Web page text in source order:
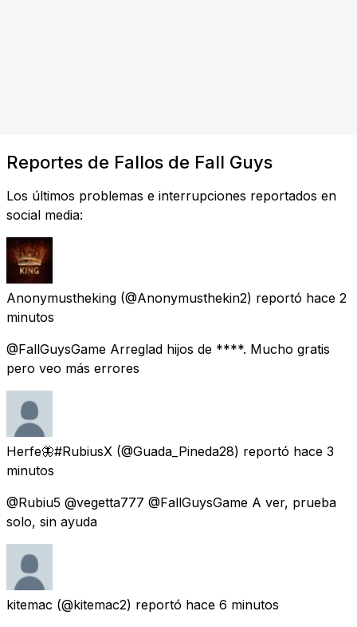
Reportes de Fallos de Fall Guys
Los últimos problemas e interrupciones reportados en
social media:
Anonymustheking (@Anonymusthekin2) reportó hace 2
minutos
@FallGuysGame Arreglad hijos de ****. Mucho gratis
pero veo más errores
Herfe🦋#RubiusX (@Guada_Pineda28) reportó hace 3
minutos
@Rubiu5 @vegetta777 @FallGuysGame A ver, prueba
solo, sin ayuda
kitemac (@kitemac2) reportó hace 6 minutos